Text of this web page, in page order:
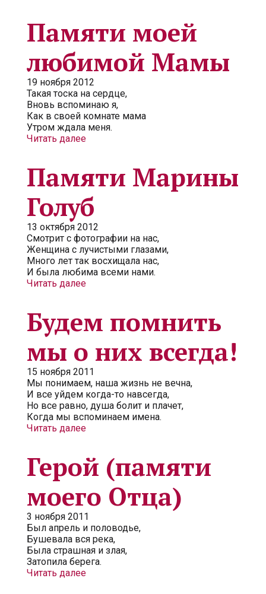
Памяти моей
любимой Мамы
19 ноября 2012
Такая тоска на сердце,
Вновь вспоминаю я,
Как в своей комнате мама
Утром ждала меня.
Читать далее
Памяти Марины
Голуб
13 октября 2012
Смотрит с фотографии на нас,
Женщина с лучистыми глазами,
Много лет так восхищала нас,
И была любима всеми нами.
Читать далее
Будем помнить
мы о них всегда!
15 ноября 2011
Мы понимаем, наша жизнь не вечна,
И все уйдем когда-то навсегда,
Но все равно, душа болит и плачет,
Когда мы вспоминаем имена.
Читать далее
Герой (памяти
моего Отца)
3 ноября 2011
Был апрель и половодье,
Бушевала вся река,
Была страшная и злая,
Затопила берега.
Читать далее